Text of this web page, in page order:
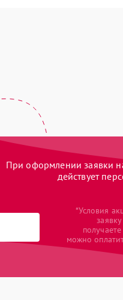
При оформлении заявки
действует
*Условия
можно